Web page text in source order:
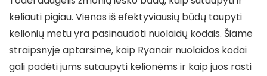
keliauti pigiau. Vienas iš efektyviausių būdų taupyti
kelionių metu yra pasinaudoti nuolaidų kodais. Šiame
straipsnyje aptarsime, kaip Ryanair nuolaidos kodai
gali padėti jums sutaupyti kelionėms ir kaip juos rasti